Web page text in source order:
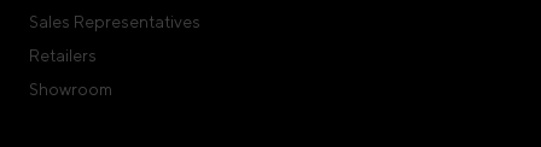
Sales Representatives
Retailers
Showroom